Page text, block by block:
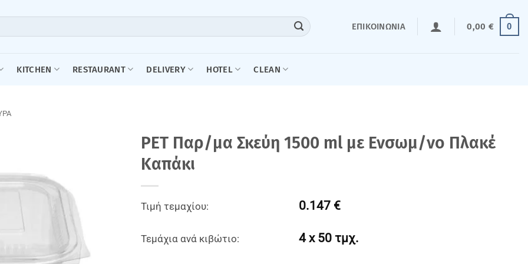
ΕΠΙΚΟΙΝΩΝΊΑ 0,00 € 0
KITCHEN RESTAURANT DELIVERY HOTEL CLEAN
PET Παρ/μα Σκεύη 1500 ml με Ενσωμ/νο Πλακέ
Καπάκι
Τιμή τεμαχίου: 0.147 €
Τεμάχια ανά κιβώτιο: 4 x 50 τμχ.